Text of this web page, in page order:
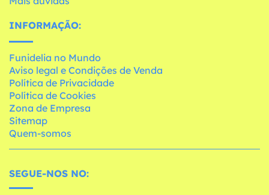
INFORMAÇÃO:
Funidelia no Mundo
Aviso legal e Condições de Venda
Política de Privacidade
Política de Cookies
Zona de Empresa
Sitemap
Quem-somos
SEGUE-NOS NO: